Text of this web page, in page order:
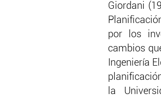
Giordani
por los
cambios
Ingeniería
la